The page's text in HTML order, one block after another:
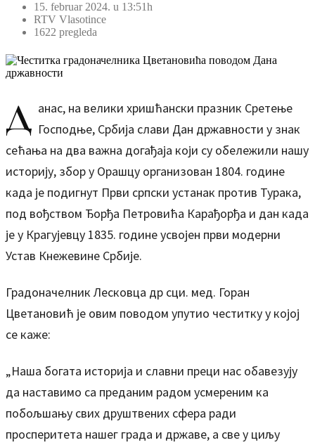
15. februar 2024. u 13:51h
RTV Vlasotince
1622 pregleda
Д анас, на велики хришћански празник Сретење
Господње, Србија слави Дан државности у знак
сећања на два важна догађаја који су обележили нашу
историју, збор у Орашцу организован 1804. године
када је подигнут Први српски устанак против Турака,
под вођством Ђорђа Петровића Карађорђа и дан када
је у Крагујевцу 1835. године усвојен први модерни
Устав Кнежевине Србије.
Градоначелник Лесковца др сци. мед. Горан
Цветановић је овим поводом упутио честитку у којој
се каже:
„Наша богата историја и славни преци нас обавезују
да наставимо са преданим радом усмереним ка
побољшању свих друштвених сфера ради
просперитета нашег града и државе, а све у циљу